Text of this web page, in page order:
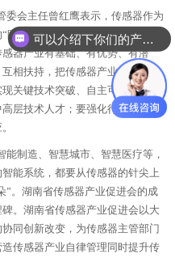
会主任曾红鹰表示，传感器作为
睛”和“耳朵”。湖南省正在加速
器产业有基础、有优势、有潜
相扶持，把传感器产业规模做
关键技术突破、自主可控；要加
层技术人才；要强化行业自律，
制造、智慧城市、智慧医疗等，
能系统，都要从传感器的针尖上
”。湖南省传感器产业促进会的成
。湖南省传感器产业促进会以大
同创新改变，为传感器主管部门
传感器产业自律管理同时提升传
可以介绍下你们的产品么？